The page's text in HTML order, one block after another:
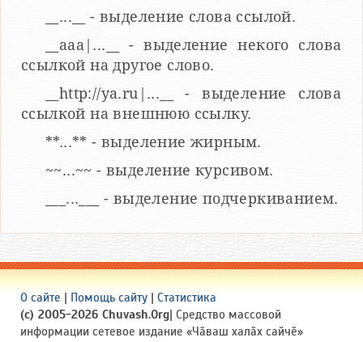
__...__ - выделение слова ссылой.
__aaa|...__ - выделение некого слова
ссылкой на другое слово.
__http://ya.ru|...__ - выделение слова
ссылкой на внешнюю ссылку.
**...** - выделение жирным.
~~...~~ - выделение курсивом.
___...___ - выделение подчеркиванием.
О сайте | Помощь сайту | Статистика
(c) 2005-2026 Chuvash.Org| Средство массовой
информации сетевое издание «Чӑваш халӑх сайчӗ»